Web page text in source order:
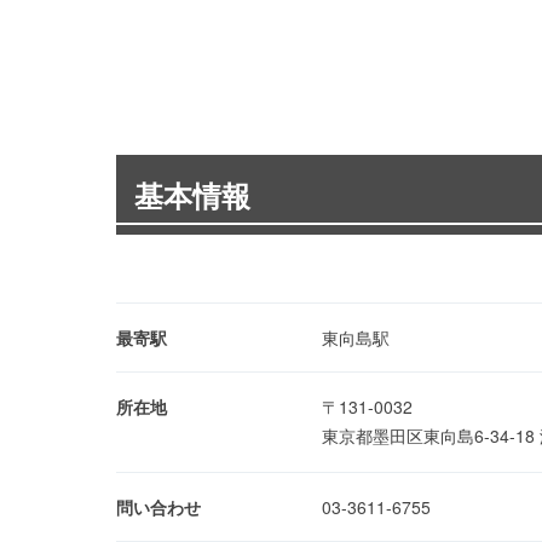
基本情報
最寄駅 東向島駅
所在地
〒131-0032
東京都墨田区東向島6-34-18
問い合わせ 03-3611-6755